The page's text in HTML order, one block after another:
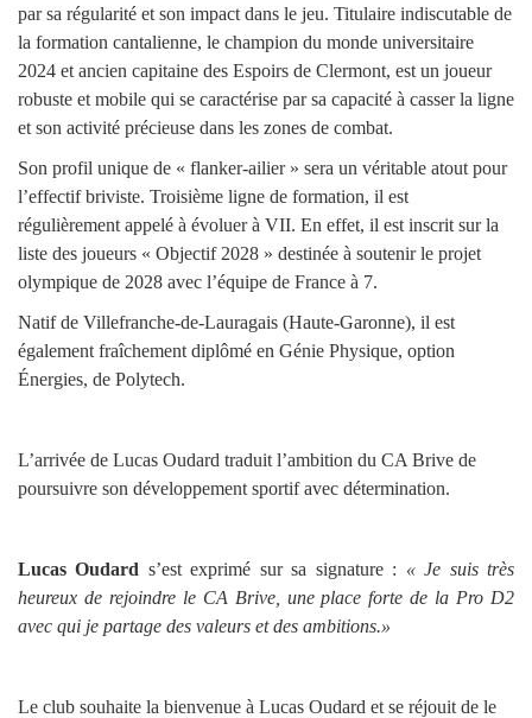
par sa régularité et son impact dans le jeu. Titulaire indiscutable de
la formation cantalienne, le champion du monde universitaire
2024 et ancien capitaine des Espoirs de Clermont, est un joueur
robuste et mobile qui se caractérise par sa capacité à casser la ligne
et son activité précieuse dans les zones de combat.
Son profil unique de « flanker-ailier » sera un véritable atout pour
l’effectif briviste. Troisième ligne de formation, il est
régulièrement appelé à évoluer à VII. En effet, il est inscrit sur la
liste des joueurs « Objectif 2028 » destinée à soutenir le projet
olympique de 2028 avec l’équipe de France à 7.
Natif de Villefranche-de-Lauragais (Haute-Garonne), il est
également fraîchement diplômé en Génie Physique, option
Énergies, de Polytech.
L’arrivée de Lucas Oudard traduit l’ambition du CA Brive de
poursuivre son développement sportif avec détermination.
Lucas Oudard s’est exprimé sur sa signature : « Je suis très
heureux de rejoindre le CA Brive, une place forte de la Pro D2
avec qui je partage des valeurs et des ambitions.»
Le club souhaite la bienvenue à Lucas Oudard et se réjouit de le